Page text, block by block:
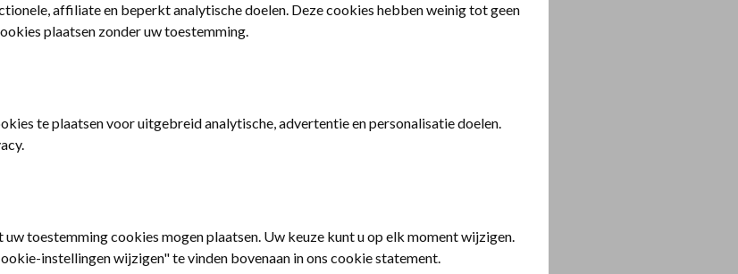
affiliate en beperkt analytische doelen. Deze cookies hebben weinig tot geen
plaatsen zonder uw toestemming.
te plaatsen voor uitgebreid analytische, advertentie en personalisatie doelen.
toestemming cookies mogen plaatsen. Uw keuze kunt u op elk moment wijzigen.
instellingen wijzigen" te vinden bovenaan in ons cookie statement.